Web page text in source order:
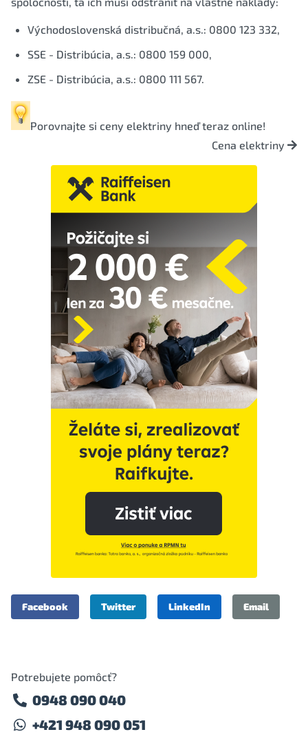
Východoslovenská distribučná, a.s.: 0800 123 332,
SSE - Distribúcia, a.s.: 0800 159 000,
ZSE - Distribúcia, a.s.: 0800 111 567.
Porovnajte si ceny elektriny hneď teraz online!
Cena elektriny
Facebook Twitter LinkedIn Email
Potrebujete pomôcť?
0948 090 040
+421 948 090 051